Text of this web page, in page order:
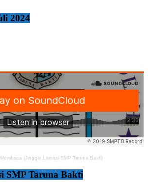
2024
(Jinggle Literasi SMP Taruna Bakti)
SMP Taruna Bakti